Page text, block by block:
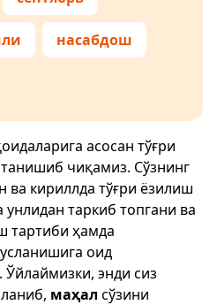
насабдош
асосан тўғри
чиқамиз. Сўзнинг
ва кириллда тўғри ёзилиш
таркиб топгани ва
тартиби ҳамда
оид
энди сиз
маҳал сўзини